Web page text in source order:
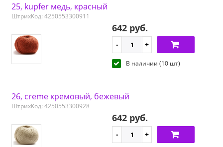
25, kupfer медь, красный
ШтрихКод: 4250553300911
642 руб.
В наличии (10 шт)
26, creme кремовый, бежевый
ШтрихКод: 4250553300928
642 руб.